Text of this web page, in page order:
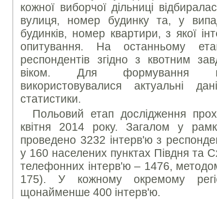
кожної виборчої дільниці
вулиця, номер будинку та, у
будинків, номер квартири, з якої
опитування. На останньому
респондентів згідно з квотним
віком. Для формування
використовувалися актуальні
статистики.
Польовий етап дослідження
квітня 2014 року. Загалом у
проведено 3232 інтерв'ю з
у 160 населених пунктах Півдня та
телефонних інтерв'ю – 1476,
175). У кожному окремому
щонайменше 400 інтерв'ю.